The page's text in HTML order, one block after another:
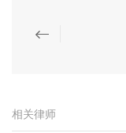
相关律师